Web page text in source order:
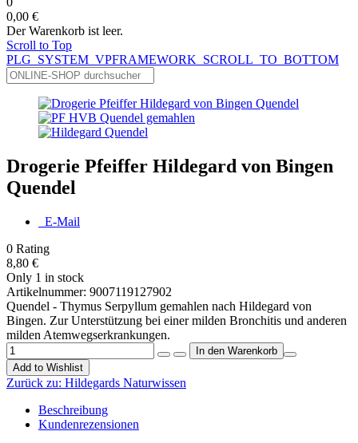
0,00 €
Der Warenkorb ist leer.
Scroll to Top
PLG_SYSTEM_VPFRAMEWORK_SCROLL_TO_BOTTOM
Drogerie Pfeiffer Hildegard von Bingen
Quendel
E-Mail
0 Rating
8,80 €
Only 1 in stock
Artikelnummer: 9007119127902
Quendel - Thymus Serpyllum gemahlen nach Hildegard von
Bingen. Zur Unterstützung bei einer milden Bronchitis und anderen
milden Atemwegserkrankungen.
Add to Wishlist
Zurück zu: Hildegards Naturwissen
Beschreibung
Kundenrezensionen